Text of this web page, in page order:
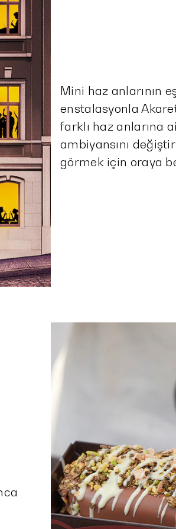
Mini haz anlarının
enstalasyonla
farklı haz anlarına
ambiyansını
görmek için oraya